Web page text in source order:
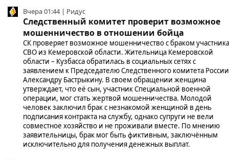
Вчера 01:44 | Ридус
Следственный комитет проверит возможное
мошенничество в отношении бойца
СК проверяет возможное мошенничество с браком участника
СВО из Кемеровской области. Жительница Кемеровской
области – Кузбасса обратилась в социальных сетях с
заявлением к Председателю Следственного комитета России
Александру Бастрыкину. В своем обращении женщина
утверждает, что её сын, участник Специальной военной
операции, мог стать жертвой мошенничества. Молодой
человек заключил брак с незнакомой женщиной в день
подписания контракта на службу, однако супруги не вели
совместное хозяйство и не проживали вместе. По мнению
заявительницы, брак мог быть фиктивным, заключённым
исключительно для получения денежных выплат.